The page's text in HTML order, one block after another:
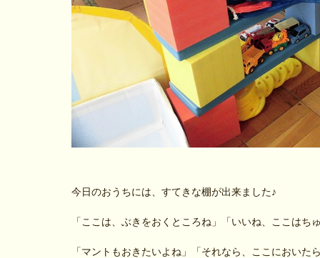
今日のおうちには、すてきな棚が出来ました♪
「ここは、ぶきをおくところね」「いいね、ここはち
「マントもおきたいよね」「それなら、ここにおいた